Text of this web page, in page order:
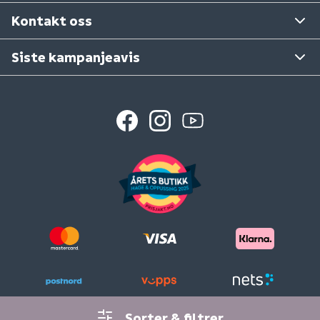
Kontakt oss
Se våre varehus
Siste kampanjeavis